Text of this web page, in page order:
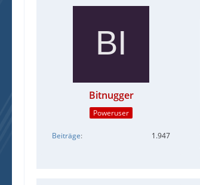
Bitnugger
Poweruser
Beiträge 1.947